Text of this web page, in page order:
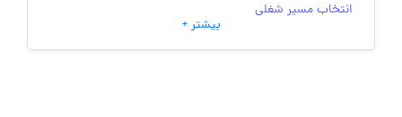
انتخاب مسیر شغلی
به‌روزرسانی‌های سایت (کارجویی)
بیشتر +